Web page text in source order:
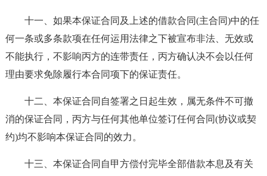
十一、如果本保证合同及上述的借款合同(主合同)中的任
何一条或多条款项在任何运用法律之下被宣布非法、无效或
不能执行，不影响丙方的连带责任，丙方确认决不会以任何
理由要求免除履行本合同项下的保证责任。
十二、本保证合同自签署之日起生效，属无条件不可撤
消的保证合同，丙方与任何其他单位签订任何合同(协议或契
约)均不影响本保证合同的效力。
十三、本保证合同自甲方偿付完毕全部借款本息及有关